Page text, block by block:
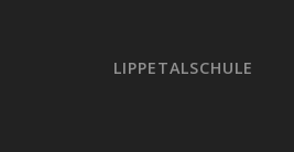
LIPPETALSCHULE